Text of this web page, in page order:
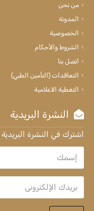
من نحن
المدونة
الخصوصية
الشروط والأحكام
اتصل بنا
التعاقدات (التأمين الطبي)
التغطية الاعلامية
النشرة البريدية
اشترك في النشرة البريدية